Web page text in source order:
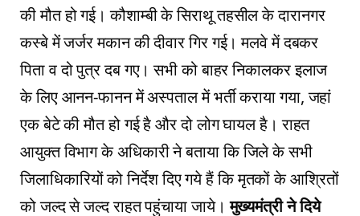
की मौत हो गई। कौशाम्बी के सिराथू तहसील के दारानगर
कस्बे में जर्जर मकान की दीवार गिर गई। मलवे में दबकर
पिता व दो पुत्र दब गए। सभी को बाहर निकालकर इलाज
के लिए आनन-फानन में अस्पताल में भर्ती कराया गया, जहां
एक बेटे की मौत हो गई है और दो लोग घायल है। राहत
आयुक्त विभाग के अधिकारी ने बताया कि जिले के सभी
जिलाधिकारियों को निर्देश दिए गये हैं कि मृतकों के आश्रितों
को जल्द से जल्द राहत पहुंचाया जाये। मुख्यमंत्री ने दिये